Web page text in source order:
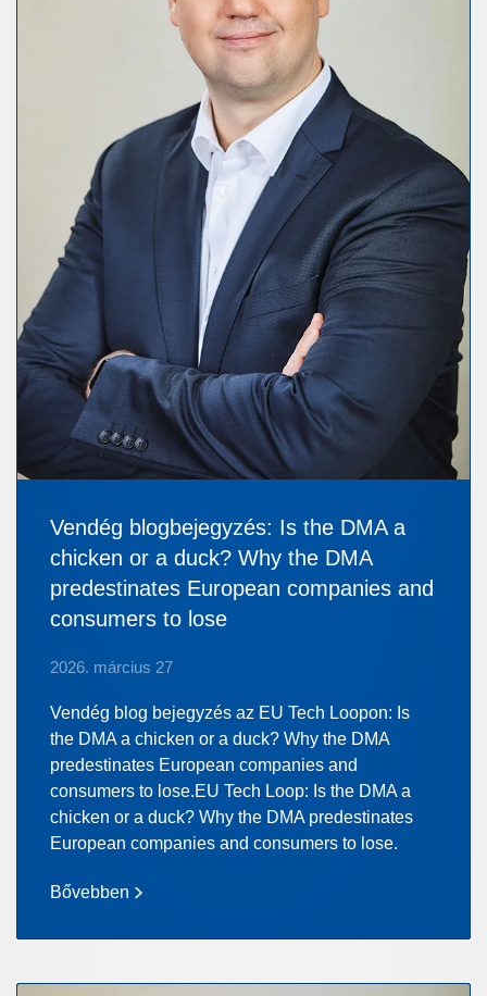
Vendég blogbejegyzés: Is the DMA a
chicken or a duck? Why the DMA
predestinates European companies and
consumers to lose
2026. március 27
Vendég blog bejegyzés az EU Tech Loopon: Is
the DMA a chicken or a duck? Why the DMA
predestinates European companies and
consumers to lose.EU Tech Loop: Is the DMA a
chicken or a duck? Why the DMA predestinates
European companies and consumers to lose.
Bővebben